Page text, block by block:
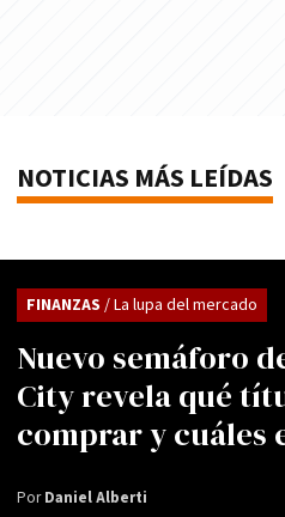
NOTICIAS MÁS LEÍDAS
Nuevo semáforo
City revela qué
comprar y cuáles
FINANZAS / La lupa del mercado
PorDaniel Alberti